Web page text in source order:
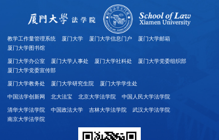
教学工作量管理系统 厦门大学 厦门大学信息门户
厦门大学邮箱
厦门大学图书馆
厦门大学办公室
厦门大学人事处 厦门大学社科处
厦门大学党委组织部
厦门大学党委宣传部
厦门大学教务处
厦门大学研究生院
厦门大学学生处
中国法学创新网
北大法宝 北京大学法学院
中国人民大学法学院
清华大学法学院
中国政法大学 吉林大学法学院
武汉大学法学院
南京大学法学院